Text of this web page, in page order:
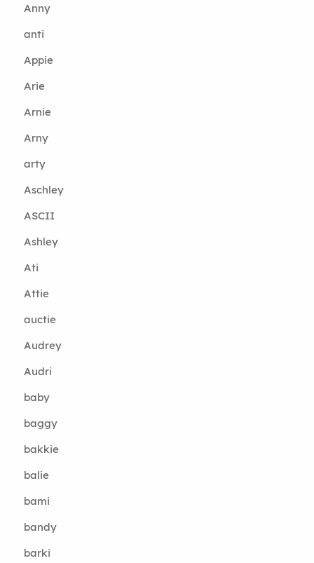
Anny
anti
Appie
Arie
Arnie
Arny
arty
Aschley
ASCII
Ashley
Ati
Attie
auctie
Audrey
Audri
baby
baggy
bakkie
balie
bami
bandy
barki